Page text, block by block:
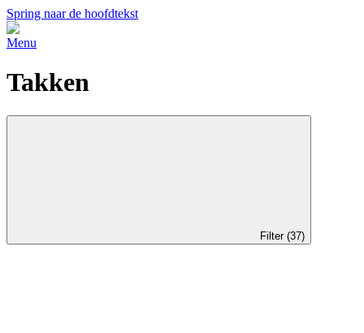
Spring naar de hoofdtekst
Menu
Takken
Filter (37)